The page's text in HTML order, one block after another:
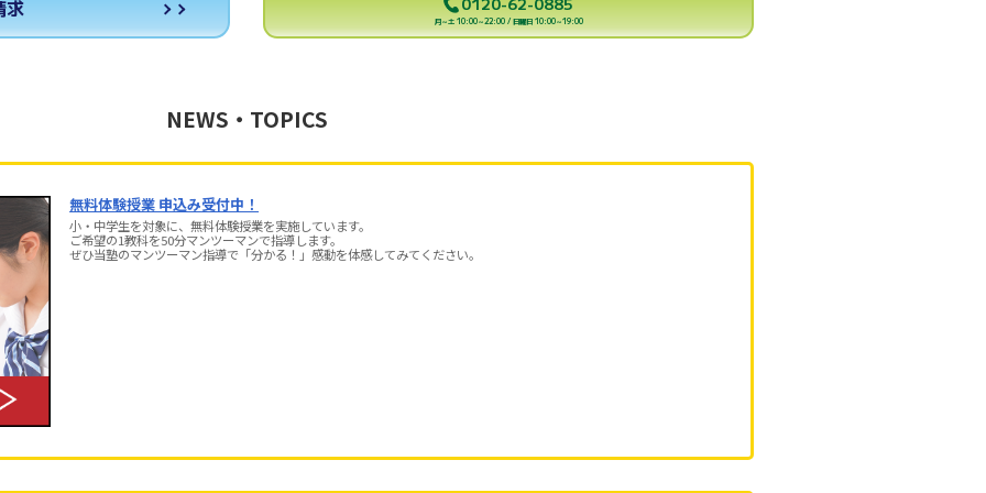
求 月～土 10:00～22:00 / 日曜日 10:00～19:00
NEWS・TOPICS
無料体験授業 申込み受付中！
小・中学生を対象に、無料体験授業を実施しています。
ご希望の1教科を50分マンツーマンで指導します。
ぜひ当塾のマンツーマン指導で「分かる！」感動を体感してみてください。